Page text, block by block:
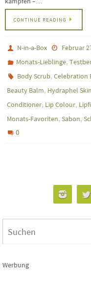
CONTINUE READING
N-in-a-Box
Februar
Monats-Lieblinge,
Body Scrub,Celebration
Beauty Balm, Hydraphel
Conditioner, Lip Colour,
Monats-Favoriten, Sabon,
0
Werbung